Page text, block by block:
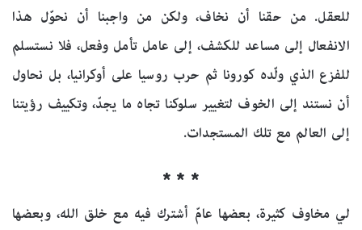
للعقل. من حقنا أن نخاف، ولكن من واجبنا أن نحوّل هذا
الانفعال إلى مساعد للكشف، إلى عامل تأمل وفعل، فلا نستسلم
للفزع الذي ولّده كورونا ثم حرب روسيا على أوكرانيا، بل نحاول
أن نستند إلى الخوف لتغيير سلوكنا تجاه ما يجدّ، وتكييف رؤيتنا
إلى العالم مع تلك المستجدات.
* * *
لي مخاوف كثيرة، بعضها عامّ أشترك فيه مع خلق الله، وبعضها